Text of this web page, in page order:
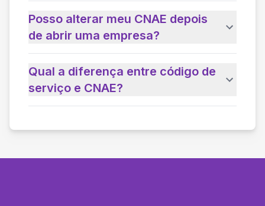
Posso alterar meu CNAE depois
de abrir uma empresa?
Qual a diferença entre código de
serviço e CNAE?